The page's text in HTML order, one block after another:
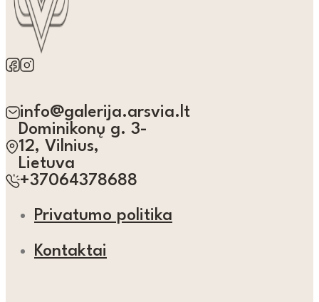
info@galerija.arsvia.lt
Dominikonų g. 3-
12, Vilnius,
Lietuva
+37064378688
Privatumo politika
Kontaktai